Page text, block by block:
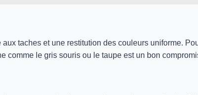
taches et une restitution des couleurs uniforme.
comme le gris souris ou le taupe est un bon